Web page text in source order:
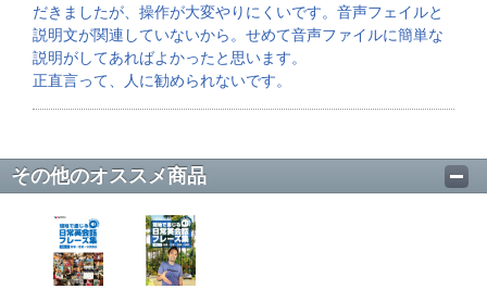
だきましたが、操作が大変やりにくいです。音声フェイルと
説明文が関連していないから。せめて音声ファイルに簡単な
説明がしてあればよかったと思います。
正直言って、人に勧められないです。
その他のオススメ商品